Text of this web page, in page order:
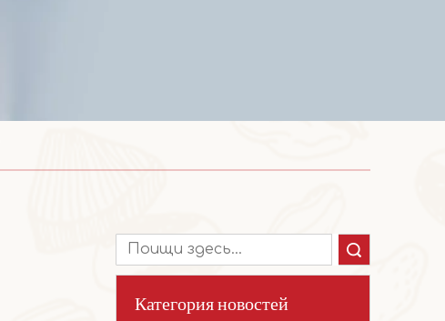
Категория новостей